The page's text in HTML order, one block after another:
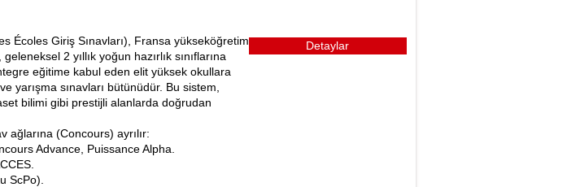
Écoles Giriş Sınavları), Fransa yükseköğretim
2 yıllık yoğun hazırlık sınıflarına
eğitime kabul eden elit yüksek okullara
yarışma sınavları bütünüdür. Bu sistem,
bilimi gibi prestijli alanlarda doğrudan
ağlarına (Concours) ayrılır:
Advance, Puissance Alpha.
ScPo).
Detaylar